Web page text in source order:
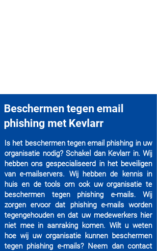
Beschermen tegen email
phishing met Kevlarr
Is het beschermen tegen email phishing in uw
organisatie nodig? Schakel dan Kevlarr in. Wij
hebben ons gespecialiseerd in het beveiligen
van e-mailservers. Wij hebben de kennis in
huis en de tools om ook uw organisatie te
beschermen tegen phishing e-mails. Wij
zorgen ervoor dat phishing e-mails worden
tegengehouden en dat uw medewerkers hier
niet mee in aanraking komen. Wilt u weten
hoe wij uw organisatie kunnen beschermen
tegen phishing e-mails? Neem dan contact